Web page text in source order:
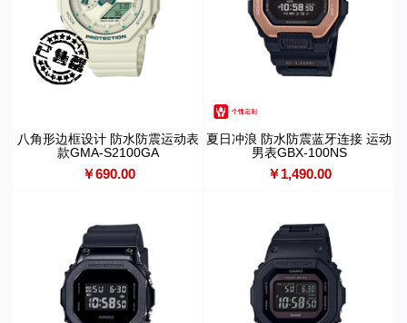
八角形边框设计 防水防震运动表
款GMA-S2100GA
￥690.00
夏日冲浪 防水防震蓝牙连接 运动
男表GBX-100NS
￥1,490.00